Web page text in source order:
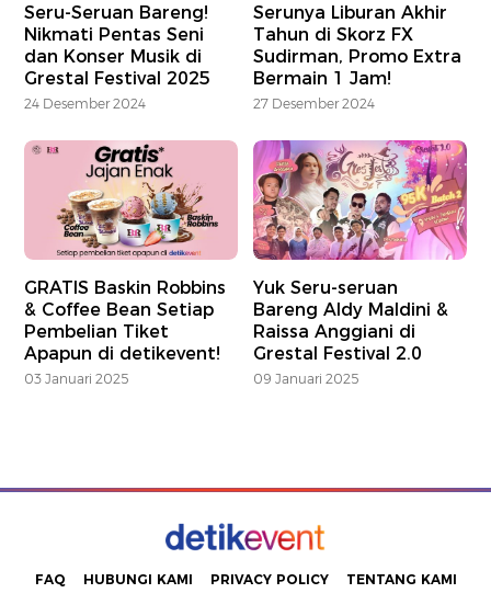
Seru-Seruan Bareng!
Nikmati Pentas Seni
dan Konser Musik di
Grestal Festival 2025
24 Desember 2024
Serunya Liburan Akhir
Tahun di Skorz FX
Sudirman, Promo Extra
Bermain 1 Jam!
27 Desember 2024
GRATIS Baskin Robbins
& Coffee Bean Setiap
Pembelian Tiket
Apapun di detikevent!
03 Januari 2025
Yuk Seru-seruan
Bareng Aldy Maldini &
Raissa Anggiani di
Grestal Festival 2.0
09 Januari 2025
FAQ HUBUNGI KAMI PRIVACY POLICY TENTANG KAMI